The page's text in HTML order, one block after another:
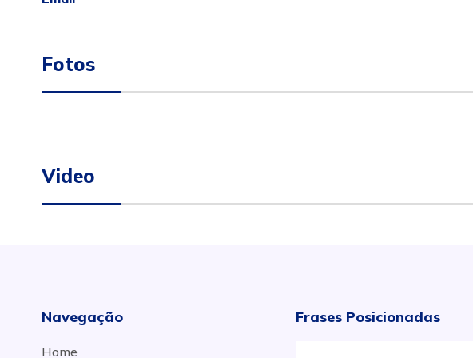
Fotos
Video
Navegação
Home
Frases Posicionadas